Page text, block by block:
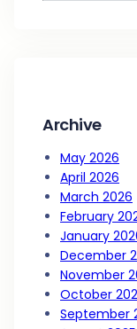
Archive
May 2026
April 2026
March 2026
February
January
December
November
October
September